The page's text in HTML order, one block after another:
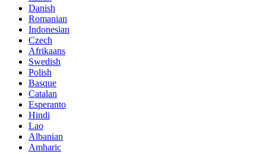
Danish
Romanian
Indonesian
Czech
Afrikaans
Swedish
Polish
Basque
Catalan
Esperanto
Hindi
Lao
Albanian
Amharic